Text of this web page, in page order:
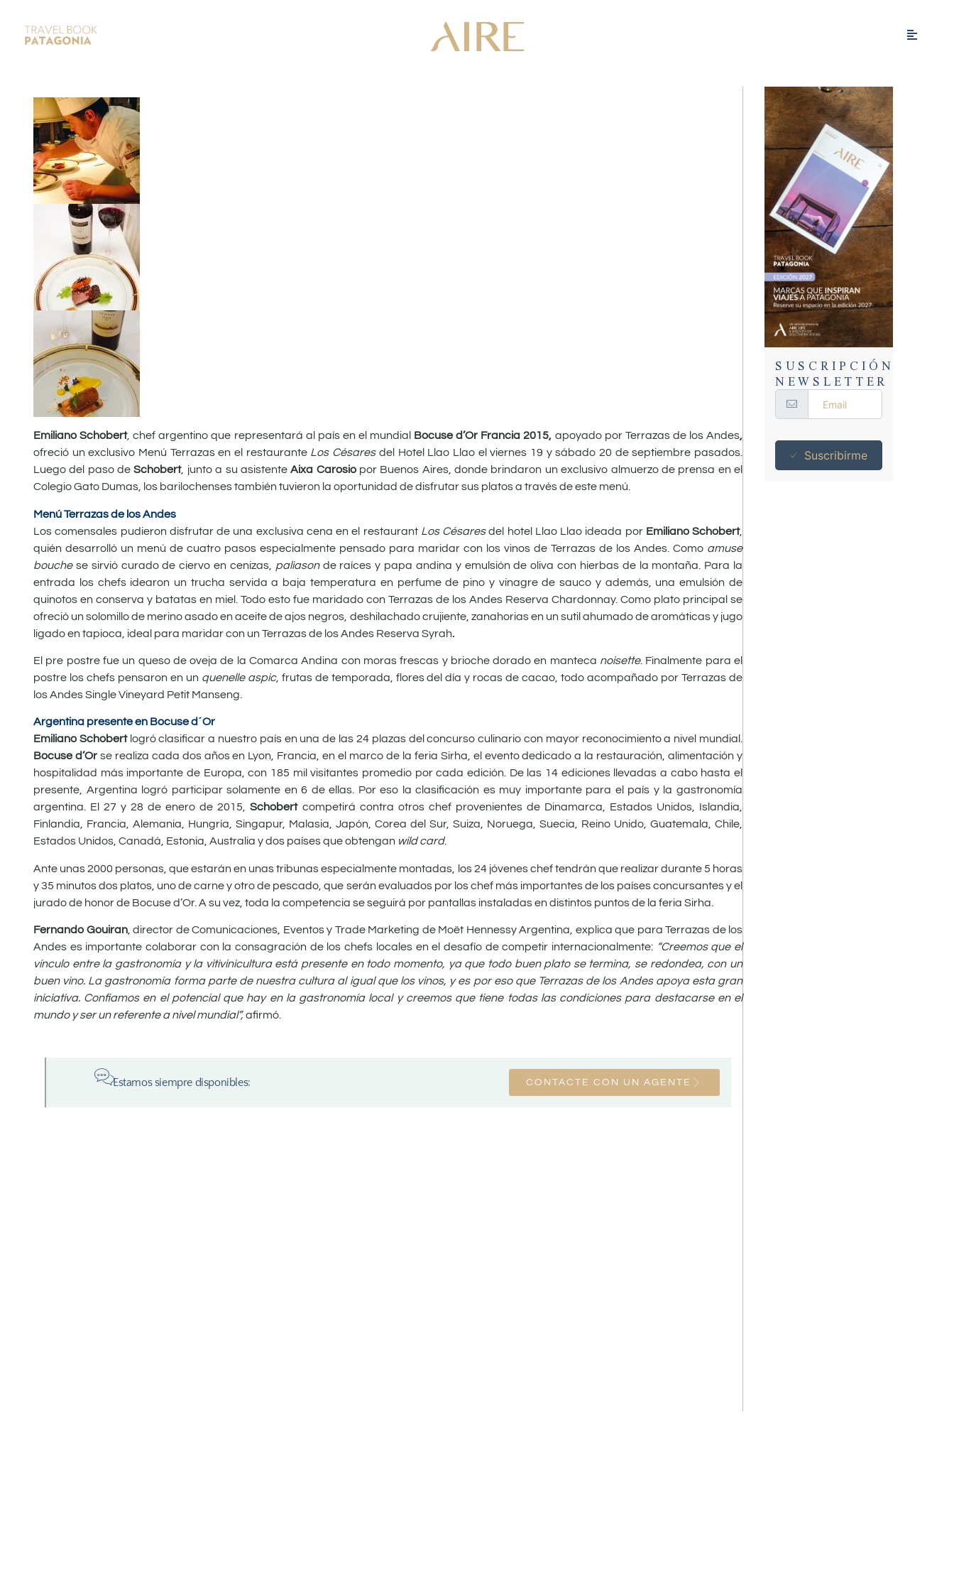
Emiliano Schobert, chef argentino que representará al país en el mundial Bocuse d’Or Francia 2015, apoyado por Terrazas de los Andes,
ofreció un exclusivo Menú Terrazas en el restaurante Los Césaresdel Hotel Llao Llao el viernes 19 y sábado 20 de septiembre pasados.
Luego del paso deSchobert, junto a su asistenteAixa Carosio por Buenos Aires, donde brindaron un exclusivo almuerzo de prensa en el
Colegio Gato Dumas, los barilochenses también tuvieron la oportunidad de disfrutar sus platos a través de este menú.
Menú Terrazas de los Andes
Los comensales pudieron disfrutar de una exclusiva cena en el restaurant Los Césaresdel hotel Llao Llao ideada porEmiliano Schobert,
quién desarrolló un menú de cuatro pasos especialmente pensado para maridar con los vinos de Terrazas de los Andes. Como amuse
bouche se sirvió curado de ciervo en cenizas, paliasonde raíces y papa andina y emulsión de oliva con hierbas de la montaña. Para la
entrada los chefs idearon un trucha servida a baja temperatura en perfume de pino y vinagre de sauco y además, una emulsión de
quinotos en conserva y batatas en miel. Todo esto fue maridado con Terrazas de los Andes Reserva Chardonnay. Como plato principal se
ofreció un solomillo de merino asado en aceite de ajos negros, deshilachado crujiente, zanahorias en un sutil ahumado de aromáticas y jugo
ligado en tapioca, ideal para maridar con un Terrazas de los Andes Reserva Syrah.
El pre postre fue un queso de oveja de la Comarca Andina con moras frescas y brioche dorado en manteca noisette. Finalmente para el
postre los chefs pensaron en un quenelle aspic, frutas de temporada, flores del día y rocas de cacao, todo acompañado por Terrazas de
los Andes Single Vineyard Petit Manseng.
Argentina presente en Bocuse d´Or
Emiliano Schobertlogró clasificar a nuestro país en una de las 24 plazas del concurso culinario con mayor reconocimiento a nivel mundial.
Bocuse d’Orse realiza cada dos años en Lyon, Francia, en el marco de la feria Sirha, el evento dedicado a la restauración, alimentación y
hospitalidad más importante de Europa, con 185 mil visitantes promedio por cada edición. De las 14 ediciones llevadas a cabo hasta el
presente, Argentina logró participar solamente en 6 de ellas. Por eso la clasificación es muy importante para el país y la gastronomía
argentina. El 27 y 28 de enero de 2015,Schobertcompetirá contra otros chef provenientes de Dinamarca, Estados Unidos, Islandia,
Finlandia, Francia, Alemania, Hungría, Singapur, Malasia, Japón, Corea del Sur, Suiza, Noruega, Suecia, Reino Unido, Guatemala, Chile,
Estados Unidos, Canadá, Estonia, Australia y dos países que obtengan wild card.
Ante unas 2000 personas, que estarán en unas tribunas especialmente montadas, los 24 jóvenes chef tendrán que realizar durante 5 horas
y 35 minutos dos platos, uno de carne y otro de pescado, que serán evaluados por los chef más importantes de los países concursantes y el
jurado de honor de Bocuse d’Or. A su vez, toda la competencia se seguirá por pantallas instaladas en distintos puntos de la feria Sirha.
Fernando Gouiran, director de Comunicaciones, Eventos y Trade Marketing de Moët Hennessy Argentina, explica que para Terrazas de los
Andes es importante colaborar con la consagración de los chefs locales en el desafío de competir internacionalmente: “Creemos que el
vínculo entre la gastronomía y la vitivinicultura está presente en todo momento, ya que todo buen plato se termina, se redondea, con un
buen vino. La gastronomía forma parte de nuestra cultura al igual que los vinos, y es por eso que Terrazas de los Andes apoya esta gran
iniciativa. Confiamos en el potencial que hay en la gastronomía local y creemos que tiene todas las condiciones para destacarse en el
mundo y ser un referente a nivel mundial”,afirmó.
Estamos siempre disponibles: CONTACTE CON UN AGENTE
SUSCRIPCIÓN
NEWSLETTER
Suscribirme